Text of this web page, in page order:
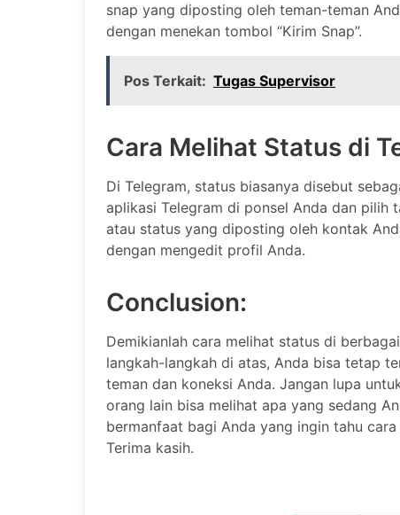
snap yang diposting oleh teman-teman
dengan menekan tombol “Kirim Snap”.
Pos Terkait: Tugas Supervisor
Cara Melihat Status di
Di Telegram, status biasanya disebut
aplikasi Telegram di ponsel Anda dan pilih
atau status yang diposting oleh kontak
dengan mengedit profil Anda.
Conclusion:
Demikianlah cara melihat status di
langkah-langkah di atas, Anda bisa tetap
teman dan koneksi Anda. Jangan lupa
orang lain bisa melihat apa yang sedang
bermanfaat bagi Anda yang ingin tahu
Terima kasih.